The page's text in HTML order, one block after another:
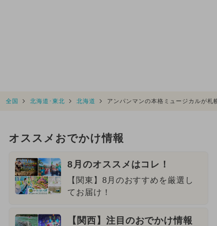
全国 北海道･東北 北海道 アンパンマンの本格ミュージカルが
オススメおでかけ情報
8月のオススメはコレ！
【関東】8月のおすすめを厳選し
てお届け！
【関西】注目のおでかけ情報